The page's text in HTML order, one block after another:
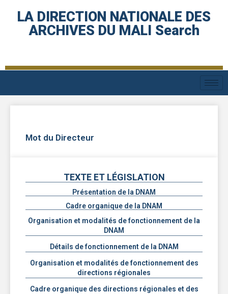
LA DIRECTION NATIONALE DES
ARCHIVES DU MALI Search
Mot du Directeur
TEXTE ET LÉGISLATION
Présentation de la DNAM
Cadre organique de la DNAM
Organisation et modalités de fonctionnement de la
DNAM
Détails de fonctionnement de la DNAM
Organisation et modalités de fonctionnement des
directions régionales
Cadre organique des directions régionales et des